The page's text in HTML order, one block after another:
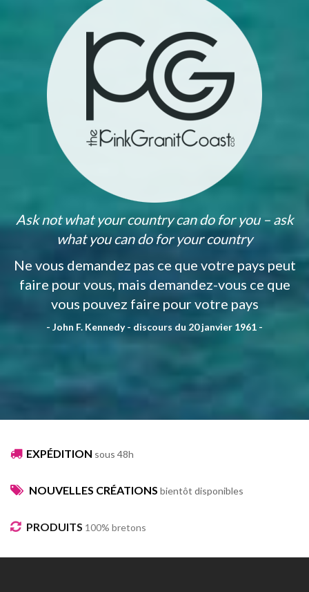
Ask not what your country can do for you – ask
what you can do for your country
Ne vous demandez pas ce que votre pays peut
faire pour vous, mais demandez-vous ce que
vous pouvez faire pour votre pays
- John F. Kennedy - discours du 20 janvier 1961 -
EXPÉDITION sous 48h
NOUVELLES CRÉATIONS bientôt disponibles
PRODUITS 100% bretons